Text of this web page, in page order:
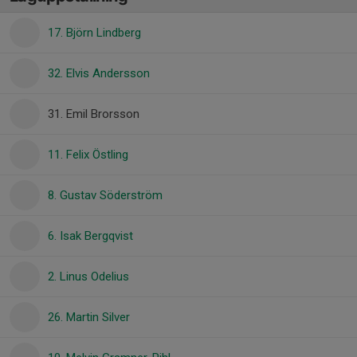
17. Björn Lindberg
32. Elvis Andersson
31. Emil Brorsson
11. Felix Östling
8. Gustav Söderström
6. Isak Bergqvist
2. Linus Odelius
26. Martin Silver